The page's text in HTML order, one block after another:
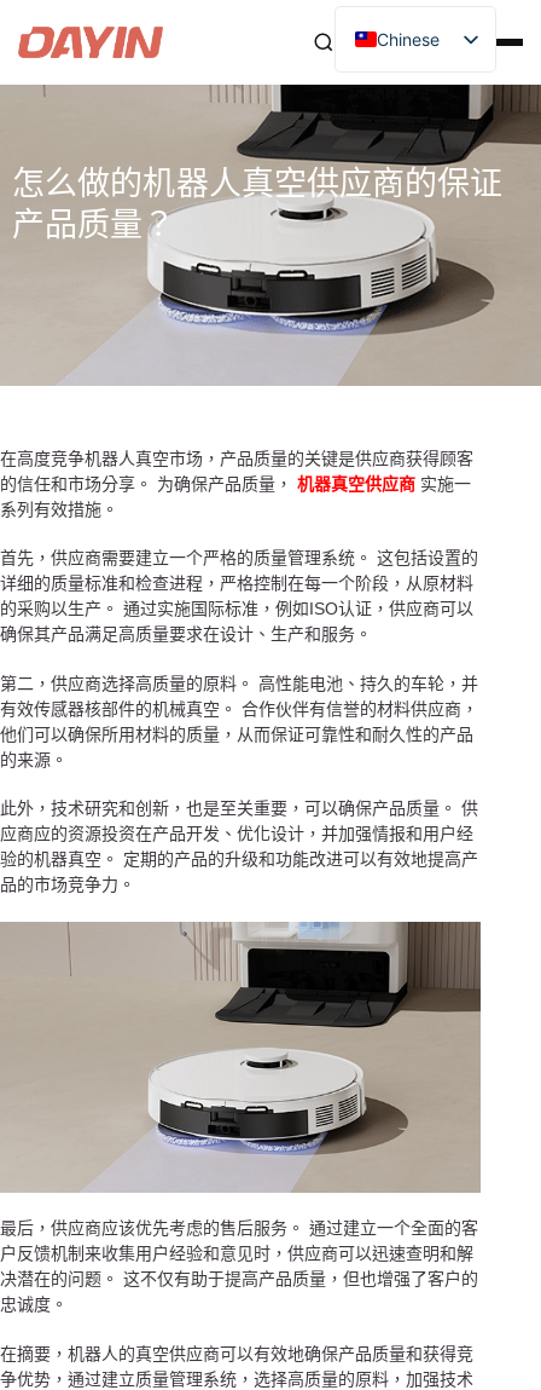
Chinese
怎么做的机器人真空供应商的保证
产品质量？
在高度竞争机器人真空市场，产品质量的关键是供应商获得顾客
的信任和市场分享。 为确保产品质量， 机器真空供应商 实施一
系列有效措施。
首先，供应商需要建立一个严格的质量管理系统。 这包括设置的
详细的质量标准和检查进程，严格控制在每一个阶段，从原材料
的采购以生产。 通过实施国际标准，例如ISO认证，供应商可以
确保其产品满足高质量要求在设计、生产和服务。
第二，供应商选择高质量的原料。 高性能电池、持久的车轮，并
有效传感器核部件的机械真空。 合作伙伴有信誉的材料供应商，
他们可以确保所用材料的质量，从而保证可靠性和耐久性的产品
的来源。
此外，技术研究和创新，也是至关重要，可以确保产品质量。 供
应商应的资源投资在产品开发、优化设计，并加强情报和用户经
验的机器真空。 定期的产品的升级和功能改进可以有效地提高产
品的市场竞争力。
最后，供应商应该优先考虑的售后服务。 通过建立一个全面的客
户反馈机制来收集用户经验和意见时，供应商可以迅速查明和解
决潜在的问题。 这不仅有助于提高产品质量，但也增强了客户的
忠诚度。
在摘要，机器人的真空供应商可以有效地确保产品质量和获得竞
争优势，通过建立质量管理系统，选择高质量的原料，加强技术